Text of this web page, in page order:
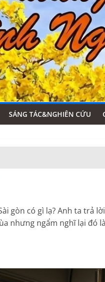
SÁNG TÁC&NGHIÊN CỨU
gòn có gì lạ? Anh ta trả
nhưng ngẩm nghĩ lại đó